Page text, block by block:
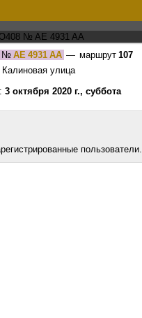
AE 4931 AA — маршрут 107
улица
3 октября 2020 г., суббота
пользователи.